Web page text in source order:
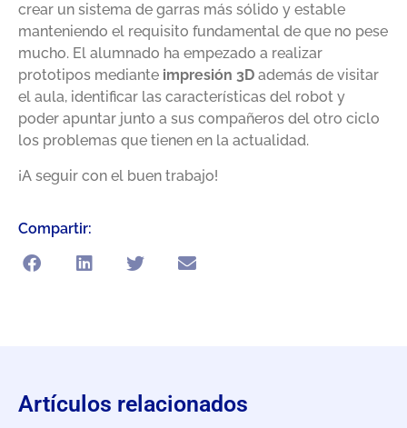
crear un sistema de garras más sólido y estable
manteniendo el requisito fundamental de que no pese
mucho. El alumnado ha empezado a realizar
prototipos mediante impresión 3D además de visitar
el aula, identificar las características del robot y
poder apuntar junto a sus compañeros del otro ciclo
los problemas que tienen en la actualidad.
¡A seguir con el buen trabajo!
Compartir:
Artículos relacionados